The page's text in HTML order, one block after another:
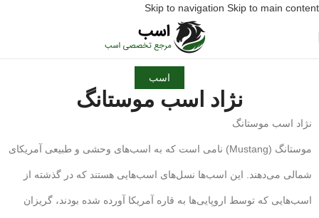
Skip to navigation Skip to main content
اسب
نژاد اسب موستانگ
نژاد اسب موستانگ
موستانگ (Mustang) نامی است که به اسب‌های وحشی و طبیعی آمریکای
شمالی می‌دهند. این اسب‌ها نسل‌های اسب‌هایی هستند که در گذشته از
اسب‌هایی که توسط اروپایی‌ها به قاره آمریکا آورده شده بودند، گریزان